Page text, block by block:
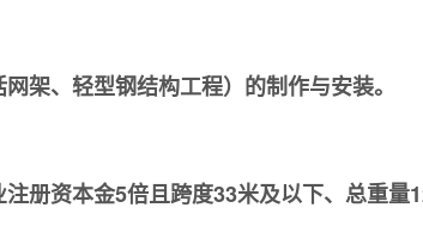
架、轻型钢结构工程）的制作与安装。
册资本金5倍且跨度33米及以下、总重